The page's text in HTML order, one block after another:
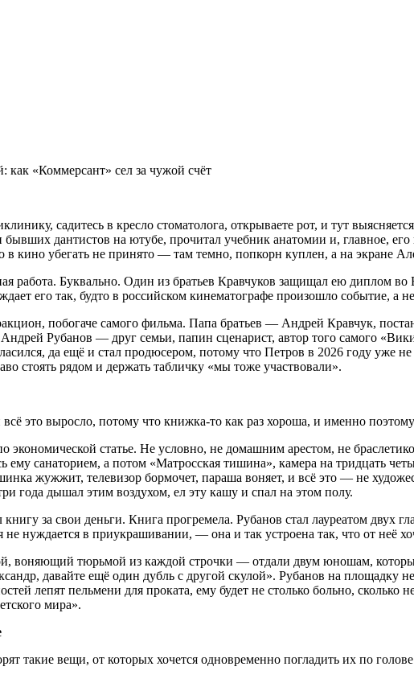
как «Коммерсант» сел за чужой счёт
садитесь в кресло стоматолога, открываете рот, и тут
бывших дантистов на ютубе, прочитал учебник анатомии и, главное,
кино убегать не принято — там темно, попкорн куплен, а на экране
Буквально. Один из братьев Кравчуков защищал ею диплом
его так, будто в российском кинематографе произошло событие,
побогаче самого фильма. Папа братьев — Андрей Кравчук,
Рубанов — друг семьи, папин сценарист, автор того самого
да ещё и стал продюсером, потому что Петров в 2026 году уже
стоять рядом и держать табличку «мы тоже участвовали».
это выросло, потому что книжка-то как раз хороша, и именно
экономической статье. Не условно, не домашним арестом, не
ему санаторием, а потом «Матросская тишина», камера на тридцать
жужжит, телевизор бормочет, параша воняет, и всё это — не
года дышал этим воздухом, ел эту кашу и спал на этом полу.
за свои деньги. Книга прогремела. Рубанов стал лауреатом
не нуждается в приукрашивании, — она и так устроена так, что от неё
воняющий тюрьмой из каждой строчки — отдали двум юношам,
давайте ещё один дубль с другой скулой». Рубанов на площадку
лепят пельмени для проката, ему будет не столько больно,
мира».
такие вещи, от которых хочется одновременно погладить их по голове